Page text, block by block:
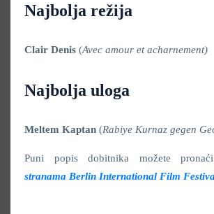
Najbolja režija
Clair Denis (Avec amour et acharnement)
Najbolja uloga
Meltem Kaptan (Rabiye Kurnaz gegen
Puni popis dobitnika možete
stranama Berlin International Film